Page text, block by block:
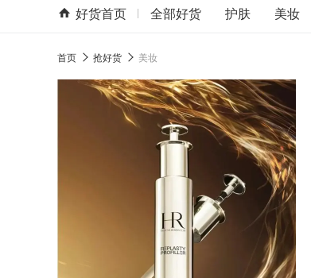
好货首页 全部好货 护肤 美妆
首页 抢好货 美妆